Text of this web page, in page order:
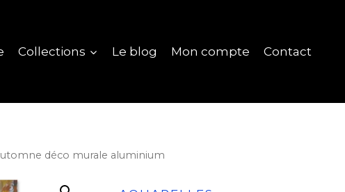
Collections Le blog Mon compte Contact
déco murale aluminium